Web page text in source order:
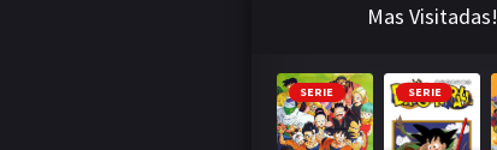
Mas Visitadas!
SERIE SERIE